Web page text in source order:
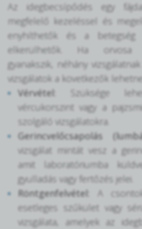
Az idegbecsípődés egy
megfelelő kezeléssel és
enyhíthetők és a betegség
elkerülhetők. Ha orvosa
gyanakszik, néhány
vizsgálatok a következők
Vérvétel:
Szüksége
vércukorszint vagy a
szolgáló vizsgálatokra.
Gerincvelőcsapolás
vizsgálat mintát vesz a
amit laboratóriumba
gyulladás vagy fertőzés jelei.
Röntgenfelvétel:
A
esetleges szűkület vagy
vizsgálata, amelyek az